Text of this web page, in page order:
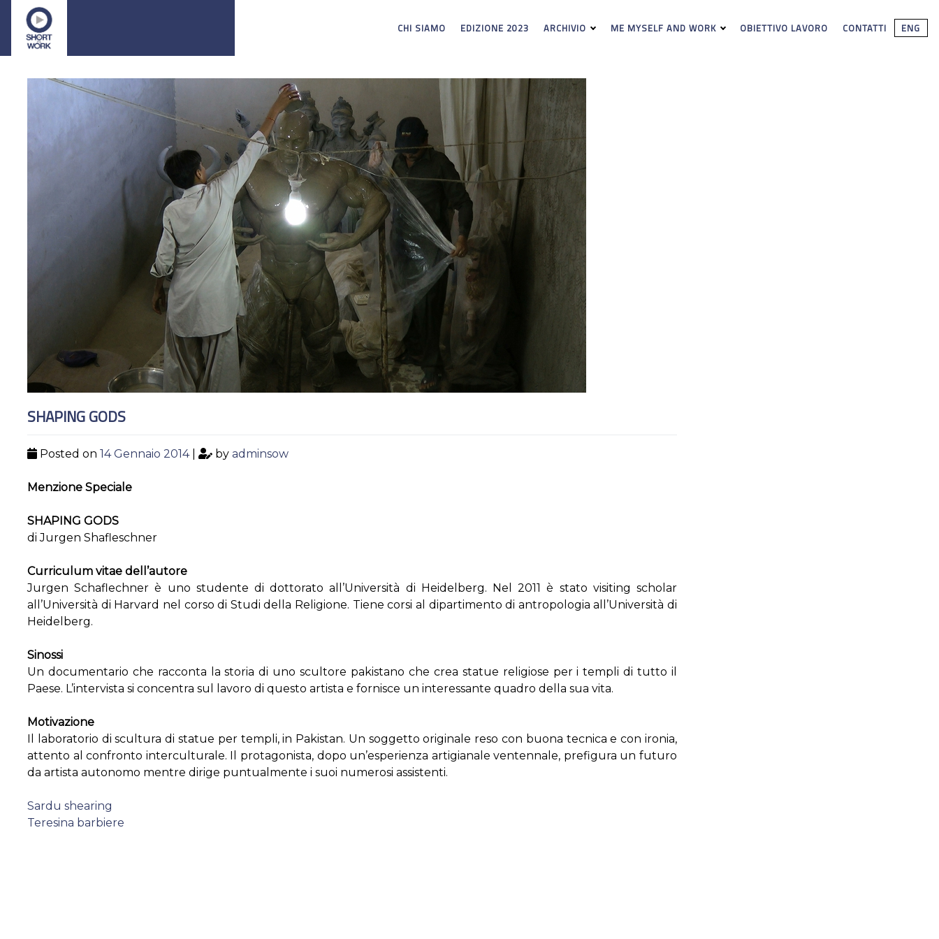
CHI SIAMO EDIZIONE 2023 ARCHIVIO ME MYSELF AND WORK OBIETTIVO LAVORO CONTATTI ENG
SHAPING GODS
Posted on 14 Gennaio 2014| by adminsow
Menzione Speciale
SHAPING GODS
di Jurgen Shafleschner
Curriculum vitae dell’autore
Jurgen Schaflechner è uno studente di dottorato all’Università di Heidelberg. Nel 2011 è stato visiting scholar
all’Università di Harvard nel corso di Studi della Religione. Tiene corsi al dipartimento di antropologia all’Università di
Heidelberg.
Sinossi
Un documentario che racconta la storia di uno scultore pakistano che crea statue religiose per i templi di tutto il
Paese. L’intervista si concentra sul lavoro di questo artista e fornisce un interessante quadro della sua vita.
Motivazione
Il laboratorio di scultura di statue per templi, in Pakistan. Un soggetto originale reso con buona tecnica e con ironia,
attento al confronto interculturale. Il protagonista, dopo un’esperienza artigianale ventennale, prefigura un futuro
da artista autonomo mentre dirige puntualmente i suoi numerosi assistenti.
Navigazione
Sardu shearing
Teresina barbiere